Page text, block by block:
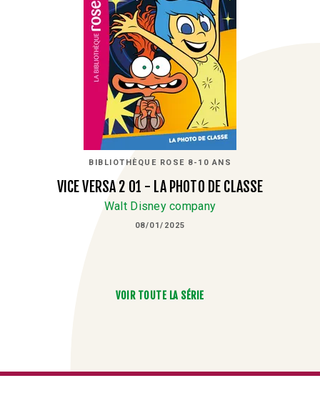
BIBLIOTHÈQUE ROSE 8-10 ANS
VICE VERSA 2 01 - LA PHOTO DE CLASSE
Walt Disney company
08/01/2025
VOIR TOUTE LA SÉRIE